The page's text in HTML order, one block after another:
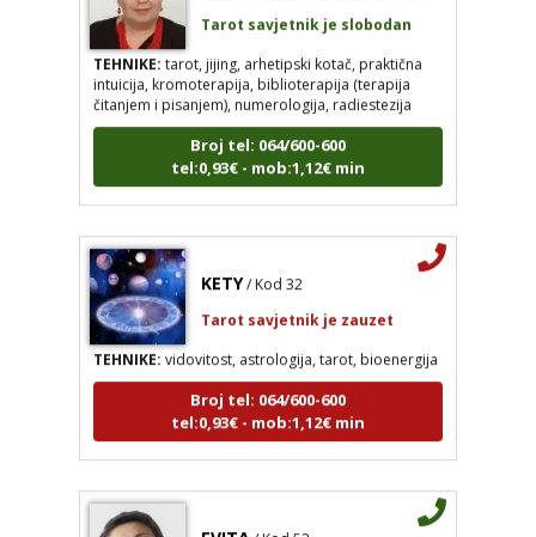
TEHNIKE:tarot, jijing, arhetipski kotač, praktična
intuicija, kromoterapija, biblioterapija (terapija
čitanjem i pisanjem), numerologija, radiestezija
Broj tel: 064/600-600
tel:0,93€ - mob:1,12€ min
TEHNIKE: vidovitost, astrologija, tarot, bioenergija
Broj tel: 064/600-600
tel:0,93€ - mob:1,12€ min